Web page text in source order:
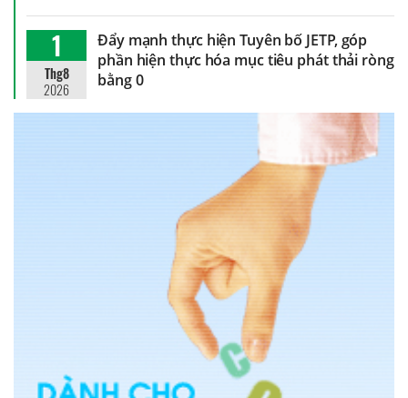
1
Thg8
2026
Đẩy mạnh thực hiện Tuyên bố JETP, góp
phần hiện thực hóa mục tiêu phát thải ròng
bằng 0